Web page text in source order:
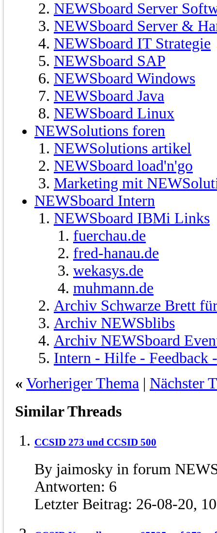
NEWSboard Server
NEWSboard Server &
NEWSboard IT Strategie
NEWSboard SAP
NEWSboard Windows
NEWSboard Java
NEWSboard Linux
NEWSolutions foren
NEWSolutions artikel
NEWSboard load'n'go
Marketing mit
NEWSboard Intern
NEWSboard IBMi Links
fuerchau.de
fred-hanau.de
wekasys.de
muhmann.de
Archiv Schwarze Brett
Archiv NEWSblibs
Archiv NEWSboard
Intern - Hilfe - Feedback
« Vorheriger Thema | Nächster
Similar Threads
CCSID 273 und CCSID 500
By jaimosky in forum
Antworten: 6
Letzter Beitrag: 26-08-20,